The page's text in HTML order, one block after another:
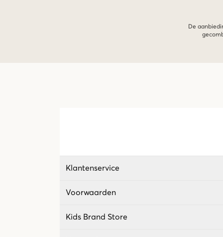
De
Klantenservice
Voorwaarden
Kids Brand Store